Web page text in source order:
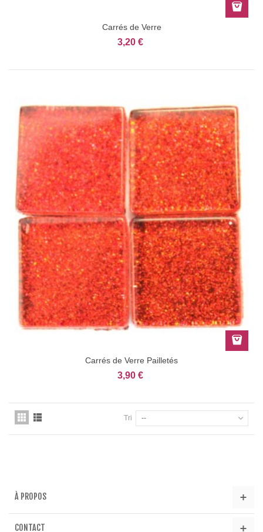
Carrés de Verre
3,20 €
Carrés de Verre Pailletés
3,90 €
Tri --
À PROPOS
CONTACT